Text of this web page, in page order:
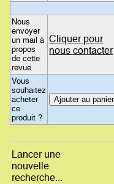
Nous
envoyer
un mail à
propos
de cette
revue
Cliquer pour
nous contacter
Vous
souhaitez
acheter
ce
produit ?
Lancer une
nouvelle
recherche...